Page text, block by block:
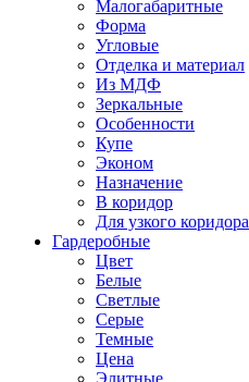
Малогабаритные
Форма
Угловые
Отделка и материал
Из МДФ
Зеркальные
Особенности
Купе
Эконом
Назначение
В коридор
Для узкого коридора
Гардеробные
Цвет
Белые
Светлые
Серые
Темные
Цена
Элитные